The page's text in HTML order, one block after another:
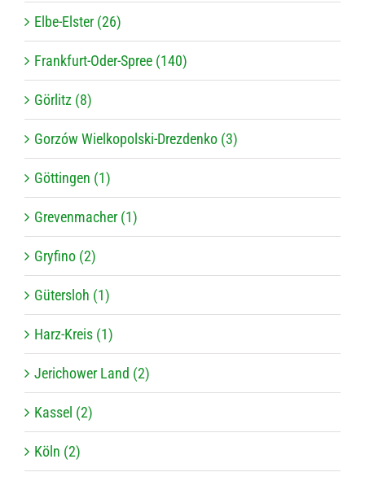
Elbe-Elster (26)
Frankfurt-Oder-Spree (140)
Görlitz (8)
Gorzów Wielkopolski-Drezdenko (3)
Göttingen (1)
Grevenmacher (1)
Gryfino (2)
Gütersloh (1)
Harz-Kreis (1)
Jerichower Land (2)
Kassel (2)
Köln (2)